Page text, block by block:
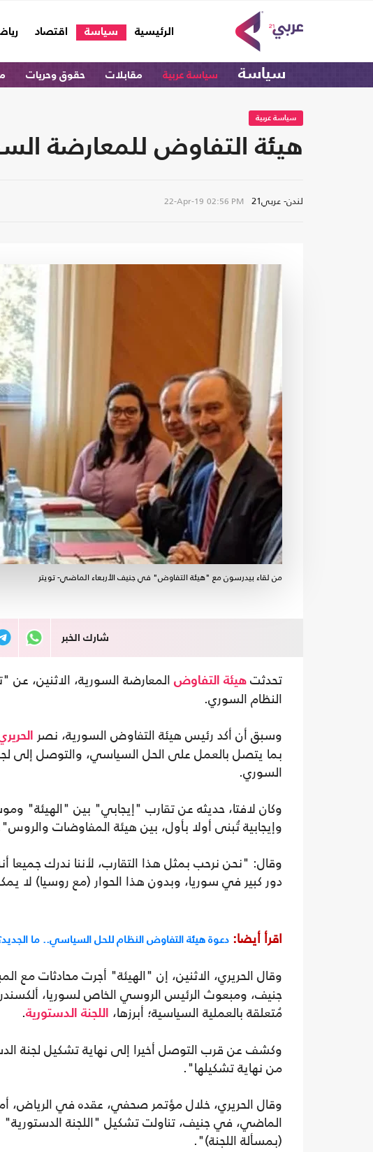
الرئيسية
(current) سياسة اقتصاد
سياسة سياسة عربية مقابلات حقوق وحريات
سياسة عربية
هيئة التفاوض للمعارضة
لندن- عربي21 22-Apr-19 02:56 PM
من لقاء بيدرسون مع "هيئة التفاوض" في جنيف الأربعاء الماضي- تويتر
شارك الخبر
تحدثت هيئة التفاوض المعارضة السورية، الاثنين،
النظام السوري.
وسبق أن أكد رئيس هيئة التفاوض السورية، نصر
بما يتصل بالعمل على الحل السياسي، والتوصل إلى
السوري.
وكان لافتا، حديثه عن تقارب "إيجابي" بين "الهيئة"
وإيجابية تُبنى أولا بأول، بين هيئة المفاوضات
وقال: "نحن نرحب بمثل هذا التقارب، لأننا ندرك
دور كبير في سوريا، وبدون هذا الحوار (مع روسيا) لا
اقرأ أيضا: دعوة هيئة التفاوض النظام للحل السياسي.. ما
وقال الحريري، الاثنين، إن "الهيئة" أجرت محادثات مع
جنيف، ومبعوث الرئيس الروسي الخاص لسوريا،
مُتعلقة بالعملية السياسية؛ أبرزها،
اللجنة الدستورية.
وكشف عن قرب التوصل أخيرا إلى نهاية تشكيل لجنة
من نهاية تشكيلها".
وقال الحريري، خلال مؤتمر صحفي، عقده في الرياض،
الماضي، في جنيف، تناولت تشكيل "اللجنة
(بمسألة اللجنة)".